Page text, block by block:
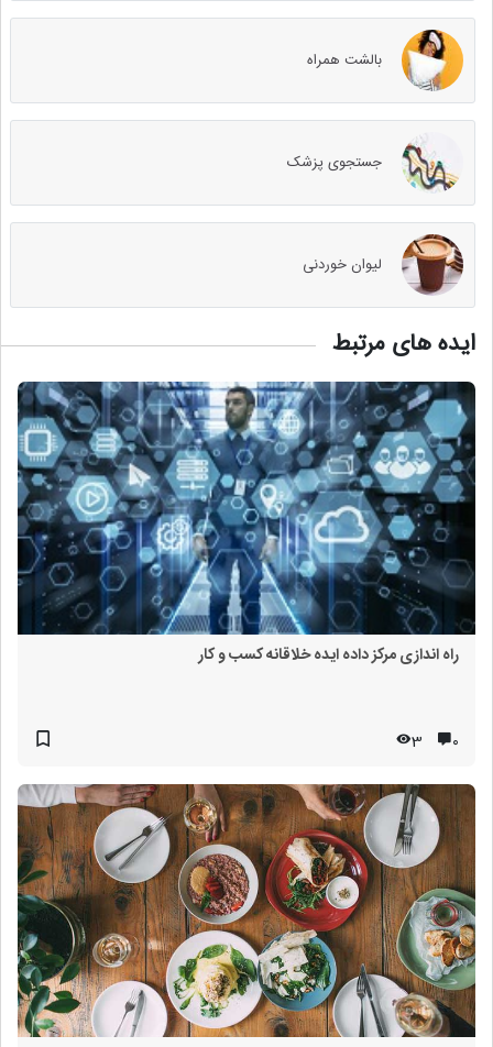
بالشت همراه
جستجوی پزشک
لیوان خوردنی
ایده های مرتبط
راه اندازی مرکز داده ایده خلاقانه کسب و کار
۰ 3